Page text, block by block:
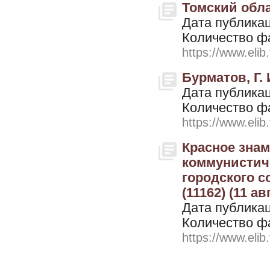
Томский
Дата
Количество
https://
Бурматов, Г.
Дата
Количество
https://
Красное
городского
(11162) (11
Дата
Количество
https://